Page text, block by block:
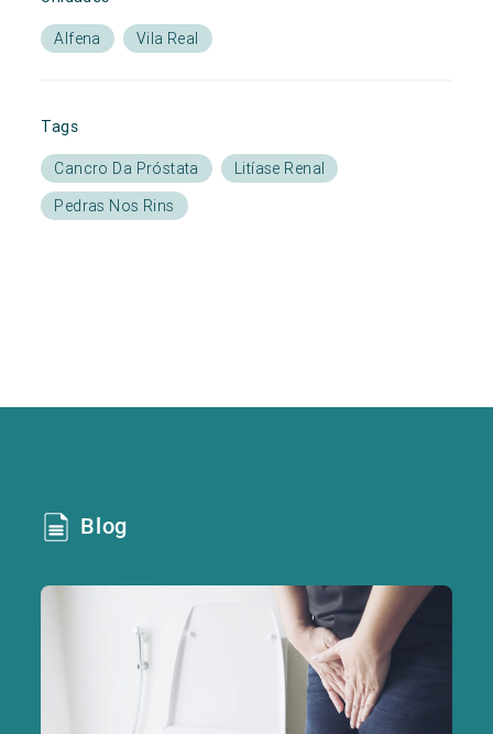
Alfena Vila Real
Tags
Cancro Da Próstata
Litíase Renal
Pedras Nos Rins
Blog